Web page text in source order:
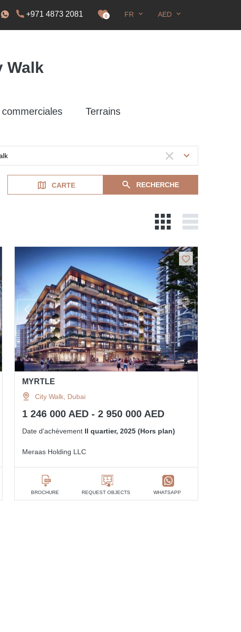
TDS+971 4873 2081 0 FR AED
Walk
Terrains
CARTE RECHERCHE
MYRTLE
City Walk, Dubai
1 246 000 AED - 2 950 000 AED
Date d'achèvement II quartier, 2025 (Hors plan)
Meraas Holding LLC
BROCHURE REQUEST OBJECTS WHATSAPP